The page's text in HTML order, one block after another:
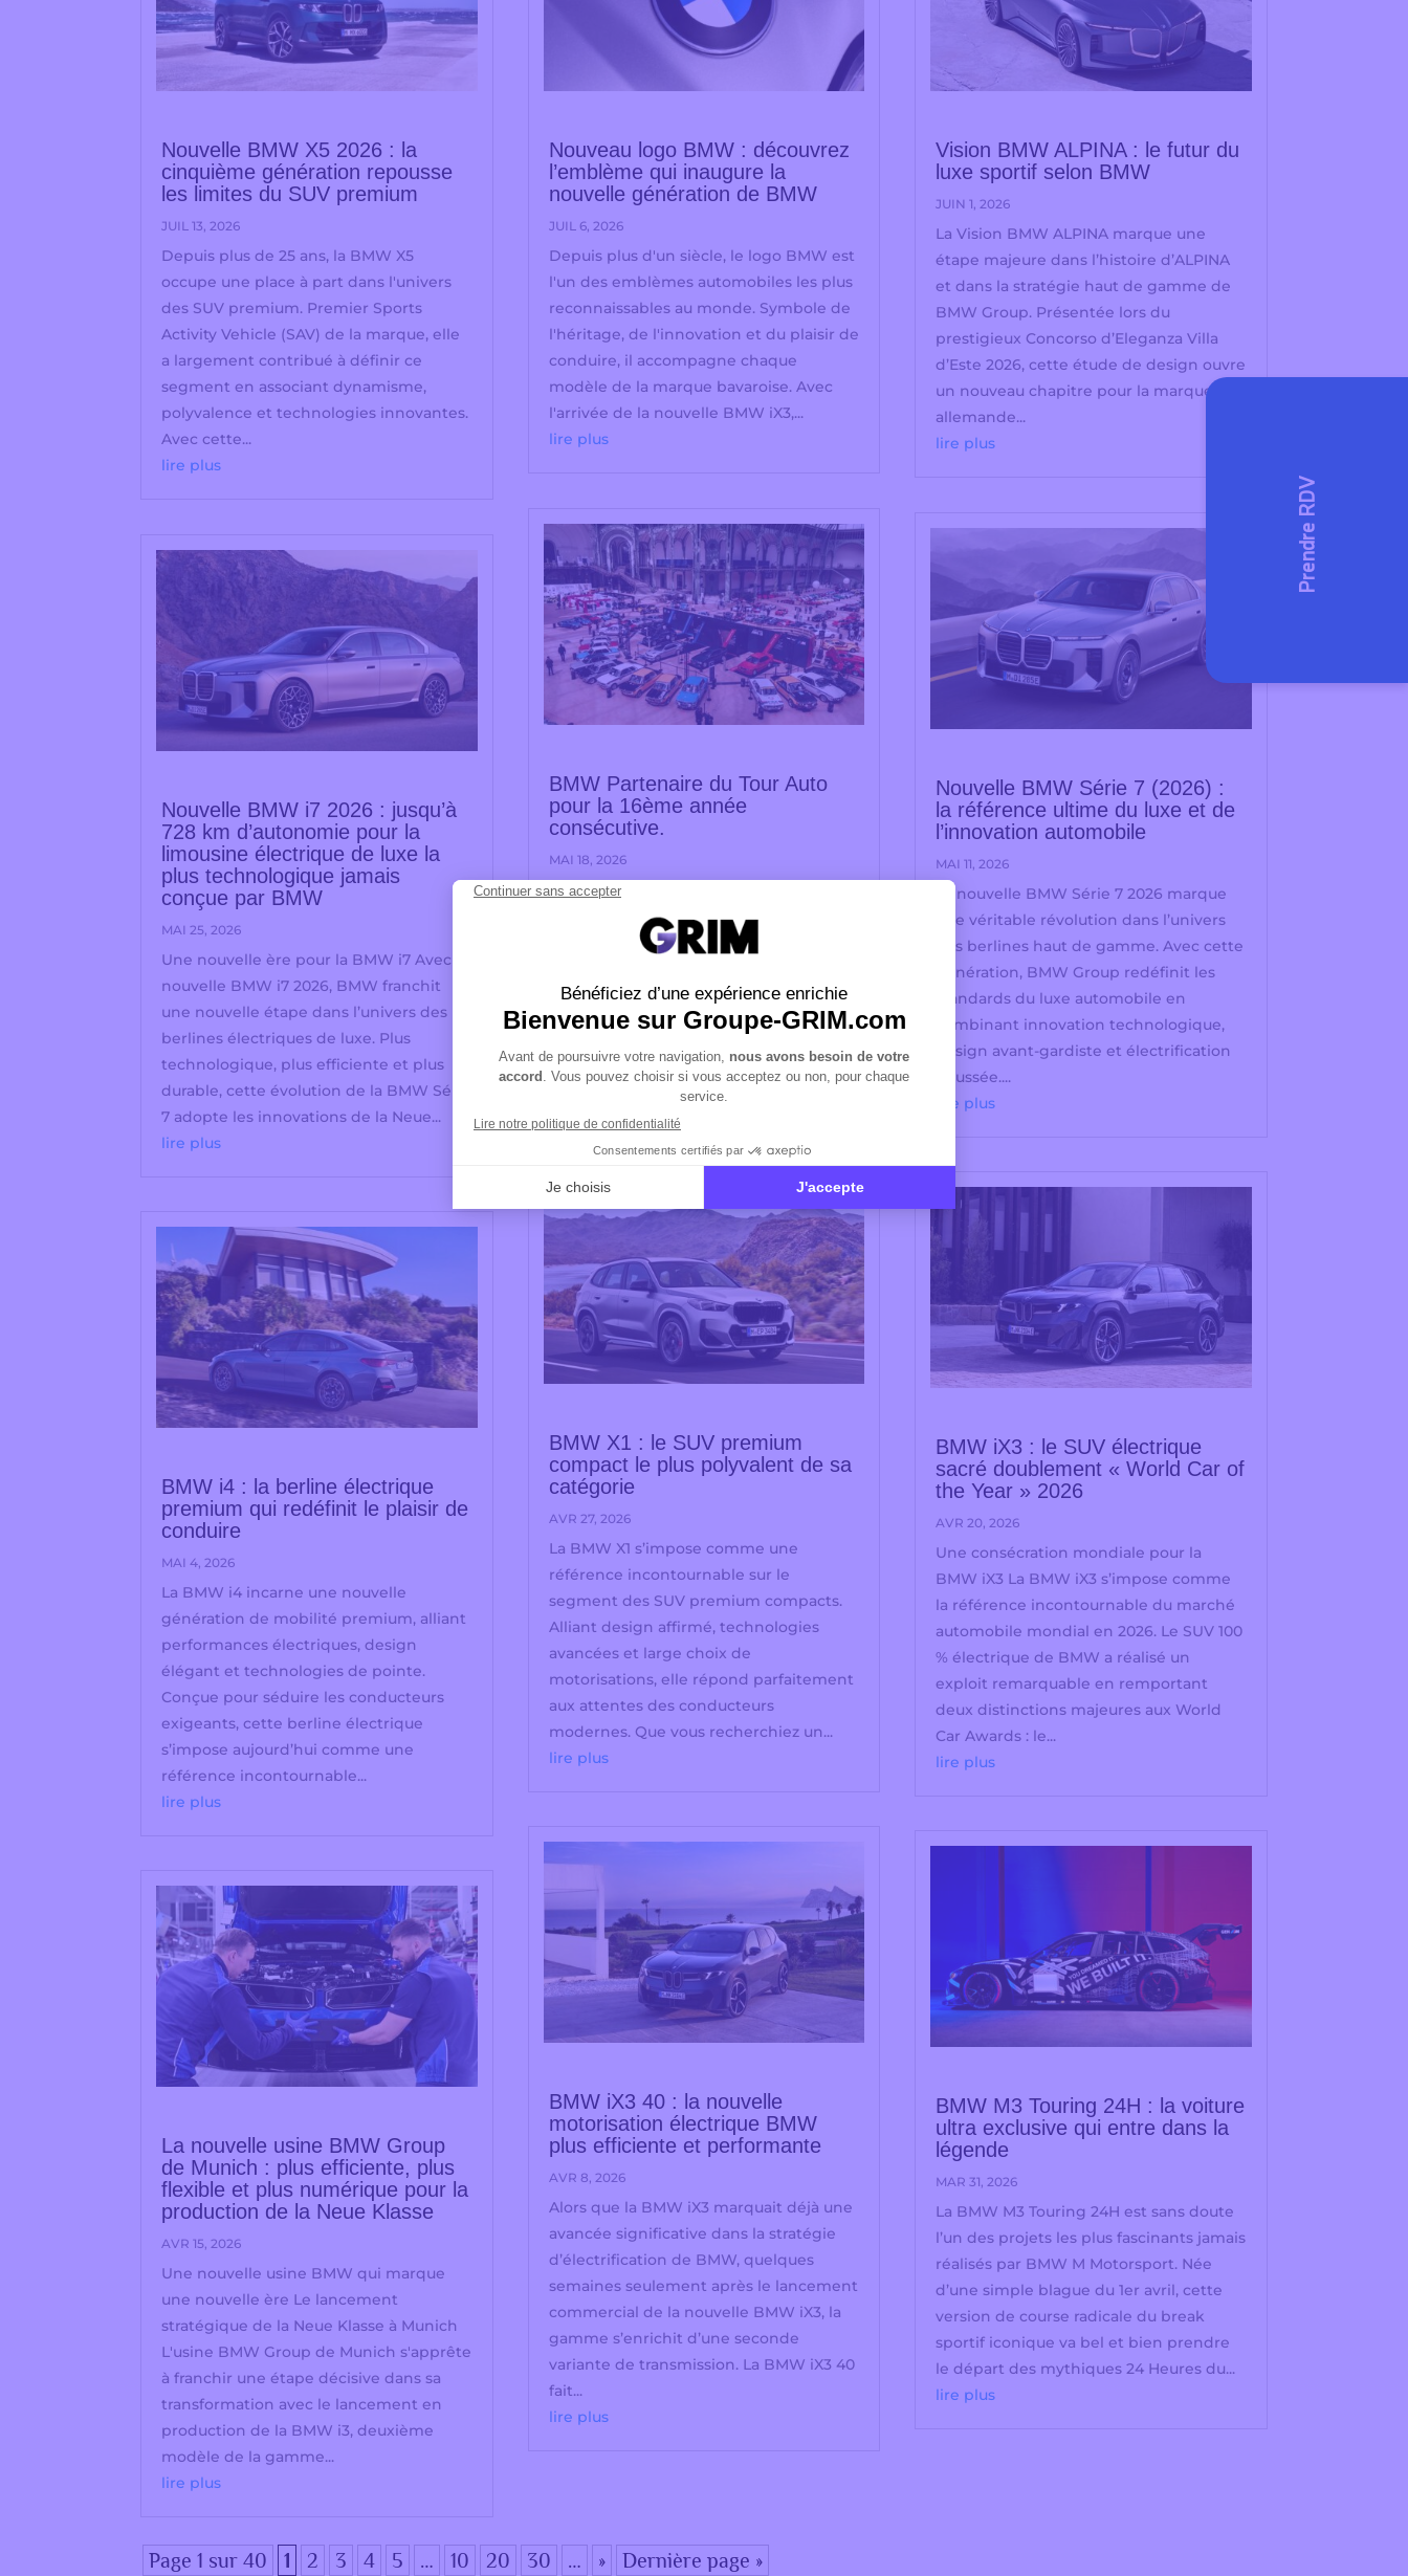
Nouvelle BMW X5 2026 : la
cinquième génération repousse
les limites du SUV premium
JUIL 13, 2026
Depuis plus de 25 ans, la BMW X5
occupe une place à part dans l'univers
des SUV premium. Premier Sports
Activity Vehicle (SAV) de la marque, elle
a largement contribué à définir ce
segment en associant dynamisme,
polyvalence et technologies innovantes.
Avec cette...
lire plus
Nouvelle BMW i7 2026 : jusqu’à
728 km d’autonomie pour la
limousine électrique de luxe la
plus technologique jamais
conçue par BMW
MAI 25, 2026
Une nouvelle ère pour la BMW i7 Avec la
nouvelle BMW i7 2026, BMW franchit
une nouvelle étape dans l’univers des
berlines électriques de luxe. Plus
technologique, plus efficiente et plus
durable, cette évolution de la BMW Série
7 adopte les innovations de la Neue...
lire plus
BMW i4 : la berline électrique
premium qui redéfinit le plaisir de
conduire
MAI 4, 2026
La BMW i4 incarne une nouvelle
génération de mobilité premium, alliant
performances électriques, design
élégant et technologies de pointe.
Conçue pour séduire les conducteurs
exigeants, cette berline électrique
s’impose aujourd’hui comme une
référence incontournable...
lire plus
La nouvelle usine BMW Group
de Munich : plus efficiente, plus
flexible et plus numérique pour la
production de la Neue Klasse
AVR 15, 2026
Une nouvelle usine BMW qui marque
une nouvelle ère Le lancement
stratégique de la Neue Klasse à Munich
L'usine BMW Group de Munich s'apprête
à franchir une étape décisive dans sa
transformation avec le lancement en
production de la BMW i3, deuxième
modèle de la gamme...
lire plus
Nouveau logo BMW : découvrez
l’emblème qui inaugure la
nouvelle génération de BMW
JUIL 6, 2026
Depuis plus d'un siècle, le logo BMW est
l'un des emblèmes automobiles les plus
reconnaissables au monde. Symbole de
l'héritage, de l'innovation et du plaisir de
conduire, il accompagne chaque
modèle de la marque bavaroise. Avec
l'arrivée de la nouvelle BMW iX3,...
lire plus
BMW Partenaire du Tour Auto
pour la 16ème année
consécutive.
MAI 18, 2026
Communiqué de presse du 04.05.2026
BMW s’associe pour la 16ᵉ année
consécutive à l’une des compétitions
prestigieuses : le Tour Auto. Du 3 au 9
mai 2026, sur un parcours reliant Paris à
partenaire...
BMW X1 : le SUV premium
compact le plus polyvalent de sa
catégorie
AVR 27, 2026
La BMW X1 s’impose comme une
référence incontournable sur le
segment des SUV premium compacts.
Alliant design affirmé, technologies
avancées et large choix de
motorisations, elle répond parfaitement
aux attentes des conducteurs
modernes. Que vous recherchiez un...
lire plus
BMW iX3 40 : la nouvelle
motorisation électrique BMW
plus efficiente et performante
AVR 8, 2026
Alors que la BMW iX3 marquait déjà une
avancée significative dans la stratégie
d’électrification de BMW, quelques
semaines seulement après le lancement
commercial de la nouvelle BMW iX3, la
gamme s’enrichit d’une seconde
variante de transmission. La BMW iX3 40
fait...
lire plus
Vision BMW ALPINA : le futur du
luxe sportif selon BMW
JUIN 1, 2026
La Vision BMW ALPINA marque une
étape majeure dans l’histoire d’ALPINA
et dans la stratégie haut de gamme de
BMW Group. Présentée lors du
prestigieux Concorso d’Eleganza Villa
d’Este 2026, cette étude de design ouvre
un nouveau chapitre pour la marque
allemande...
lire plus
Nouvelle BMW Série 7 (2026) :
la référence ultime du luxe et de
l’innovation automobile
MAI 11, 2026
La nouvelle BMW Série 7 2026 marque
une véritable révolution dans l’univers
des berlines haut de gamme. Avec cette
génération, BMW Group redéfinit les
standards du luxe automobile en
combinant innovation technologique,
design avant-gardiste et électrification
poussée....
lire plus
BMW iX3 : le SUV électrique
sacré doublement « World Car of
the Year » 2026
AVR 20, 2026
Une consécration mondiale pour la
BMW iX3 La BMW iX3 s’impose comme
la référence incontournable du marché
automobile mondial en 2026. Le SUV 100
% électrique de BMW a réalisé un
exploit remarquable en remportant
deux distinctions majeures aux World
Car Awards : le...
lire plus
BMW M3 Touring 24H : la voiture
ultra exclusive qui entre dans la
légende
MAR 31, 2026
La BMW M3 Touring 24H est sans doute
l’un des projets les plus fascinants jamais
réalisés par BMW M Motorsport. Née
d’une simple blague du 1er avril, cette
version de course radicale du break
sportif iconique va bel et bien prendre
le départ des mythiques 24 Heures du...
lire plus
Page 1 sur 40 1 2 3 4 5 … 10 20 30 … » Dernière page »